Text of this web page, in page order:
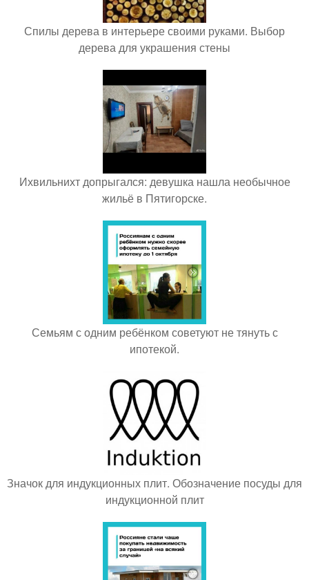
Спилы дерева в интерьере своими руками. Выбор
дерева для украшения стены
Ихвильнихт допрыгался: девушка нашла необычное
жильё в Пятигорске.
Семьям с одним ребёнком советуют не тянуть с
ипотекой.
Значок для индукционных плит. Обозначение посуды для
индукционной плит